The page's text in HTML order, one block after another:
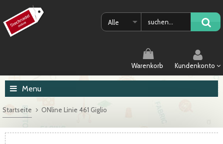
Alle
Warenkorb Kundenkonto
Menu
Startseite ONline Linie 461 Giglio